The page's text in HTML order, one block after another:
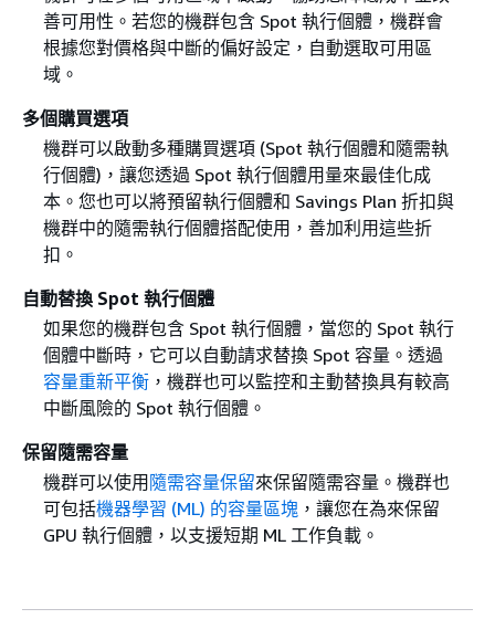
善可用性。若您的機群包含 Spot 執行個體，機群會
根據您對價格與中斷的偏好設定，自動選取可用區
域。
多個購買選項
機群可以啟動多種購買選項 (Spot 執行個體和隨需執
行個體)，讓您透過 Spot 執行個體用量來最佳化成
本。您也可以將預留執行個體和 Savings Plan 折扣與
機群中的隨需執行個體搭配使用，善加利用這些折
扣。
自動替換 Spot 執行個體
如果您的機群包含 Spot 執行個體，當您的 Spot 執行
個體中斷時，它可以自動請求替換 Spot 容量。透過
容量重新平衡，機群也可以監控和主動替換具有較高
中斷風險的 Spot 執行個體。
保留隨需容量
機群可以使用 隨需容量保留來保留隨需容量。機群也
可包括機器學習 (ML) 的容量區塊，讓您在為來保留
GPU 執行個體，以支援短期 ML 工作負載。